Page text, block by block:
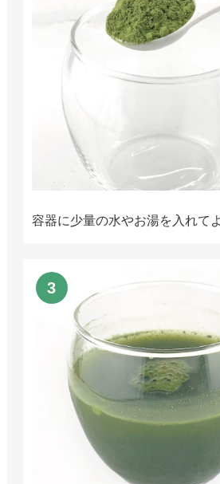
容器に少量の水やお湯を入れて